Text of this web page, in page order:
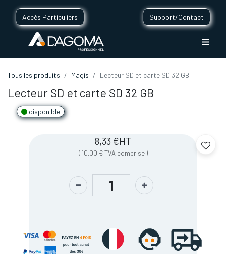
Accès Particuliers Support/Contact
Tous les produits Magis Lecteur SD et carte SD 32 GB
Lecteur SD et carte SD 32 GB
disponible
8,33 €HT
( 10,00 € TVA comprise )